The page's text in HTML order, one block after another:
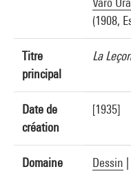
(1908,
Titre
principal
La
Date de
création
[1935]
Domaine Dessin